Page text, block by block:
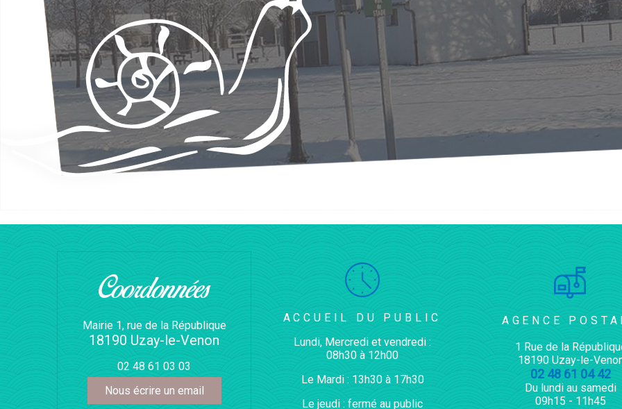
Coordonnées
Mairie 1, rue de la République
18190 Uzay-le-Venon
02 48 61 03 03
Nous écrire un email
ACCUEIL DU PUBLIC
Lundi, Mercredi et vendredi :
08h30 à 12h00
Le Mardi : 13h30 à 17h30
Le jeudi : fermé au public
AGENCE
1 Rue de la
18190 Uzay-le-
02 48 61 04 42
Du lundi au samedi
09h15 - 11h45